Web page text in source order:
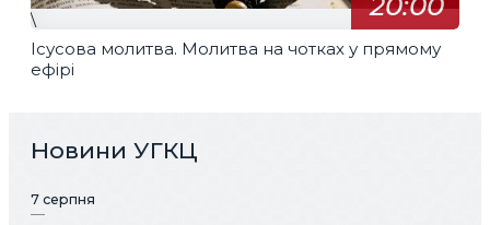
\
Ісусова молитва. Молитва на чотках у прямому
ефірі
Новини УГКЦ
7 серпня